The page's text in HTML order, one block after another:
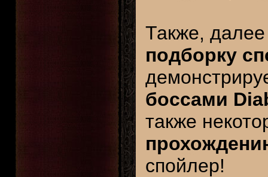
Также,
подборку
боссами
также
спойлер!